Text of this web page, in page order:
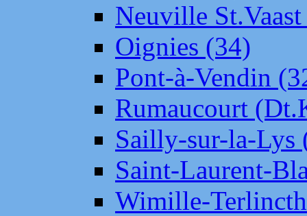
Neuville
Oignies (34)
Pont-à-Vendin
Rumaucourt
Sailly-sur-la-Lys
Saint-Laurent-
Wimille-